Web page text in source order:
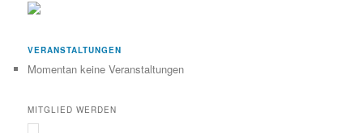
VERANSTALTUNGEN
Momentan keine Veranstaltungen
MITGLIED WERDEN